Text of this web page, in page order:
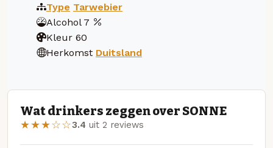
Type Tarwebier
Alcohol 7
Kleur 60
Herkomst Duitsland
Wat drinkers zeggen over SONNE
★★★☆☆3.4 uit 2 reviews